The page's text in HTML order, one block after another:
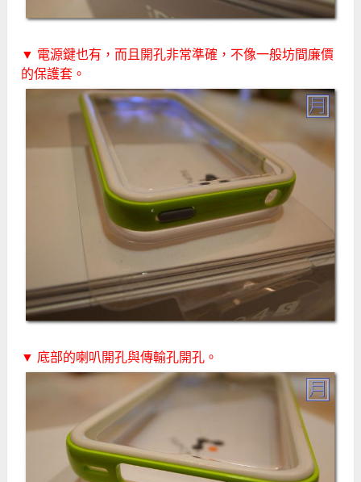
▼ 電源鍵也有，而且開孔非常準確，不像一般坊間廉價
的保護套。
▼ 底部的喇叭開孔與傳輸孔開孔。